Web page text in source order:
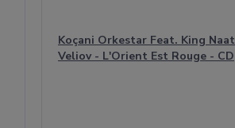
Koçani Orkestar Feat. King Naat
Veliov - L'Orient Est Rouge - CD